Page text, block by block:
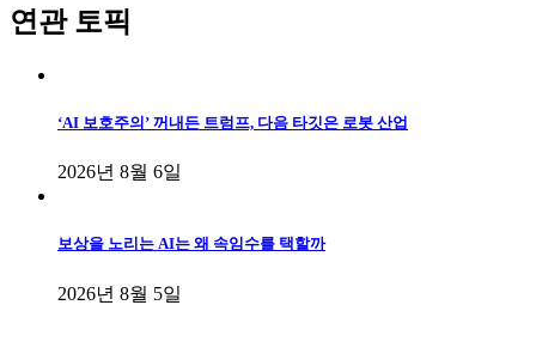
연관 토픽
‘AI 보호주의’ 꺼내든 트럼프, 다음 타깃은 로봇 산업
2026년 8월 6일
보상을 노리는 AI는 왜 속임수를 택할까
2026년 8월 5일